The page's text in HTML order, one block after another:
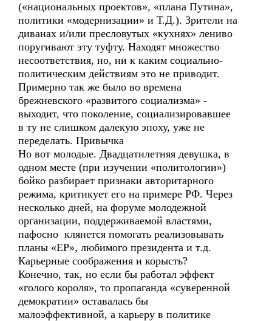
(«национальных проектов», «плана Путина»,
политики «модернизации» и Т.Д.). Зрители на
диванах и/или пресловутых «кухнях» лениво
поругивают эту туфту. Находят множество
несоответствия, но, ни к каким социально-
политическим действиям это не приводит.
Примерно так же было во времена
брежневского «развитого социализма» -
выходит, что поколение, социализировавшее
в ту не слишком далекую эпоху, уже не
переделать. Привычка
Но вот молодые. Двадцатилетняя девушка, в
одном месте (при изучении «политологии»)
бойко разбирает признаки авторитарного
режима, критикует его на примере РФ. Через
несколько дней, на форуме молодежной
организации, поддерживаемой властями,
пафосно клянется помогать реализовывать
планы «ЕР», любимого президента и т.д.
Карьерные соображения и корысть?
Конечно, так, но если бы работал эффект
«голого короля», то пропаганда «суверенной
демократии» оставалась бы
малоэффективной, а карьеру в политике